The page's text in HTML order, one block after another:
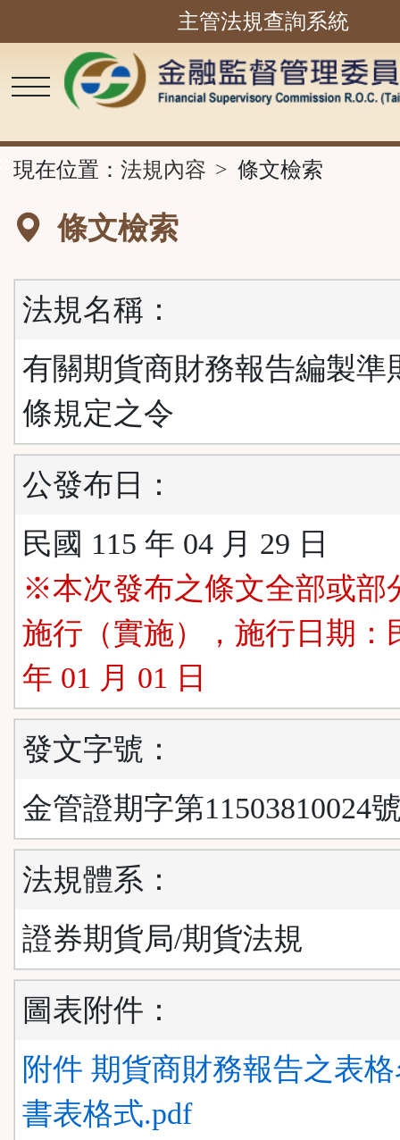
內
容
主管法規查詢系統
現在位置： 法規內容 條文檢索
條文檢索
法規名稱：
有關期貨商財務報告編製準
條規定之令
公發布日：
民國 115 年 04 月 29 日
※本次發布之條文全部或部
施行（實施），施行日期：
年 01 月 01 日
發文字號：
金管證期字第11503810024
法規體系：
證券期貨局/期貨法規
圖表附件：
附件 期貨商財務報告之表
書表格式.pdf